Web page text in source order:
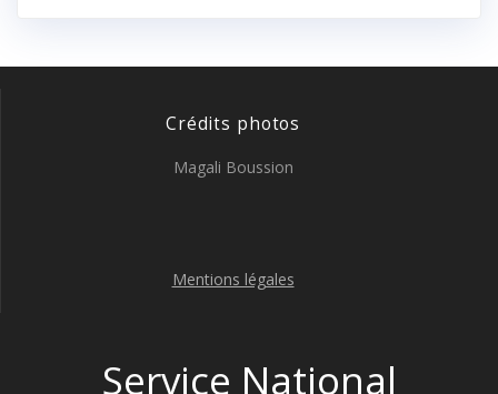
Crédits photos
Magali Boussion
Mentions légales
Service National